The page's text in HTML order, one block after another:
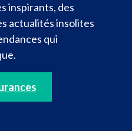
inspirants, des
actualités insolites
qui